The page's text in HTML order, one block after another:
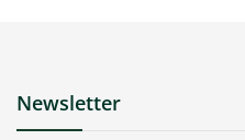
Newsletter